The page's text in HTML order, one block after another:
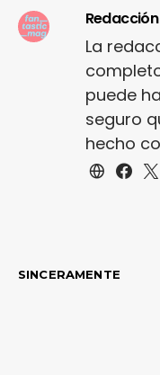
Redacción
La
puede
seguro
hecho
SINCERAMENTE